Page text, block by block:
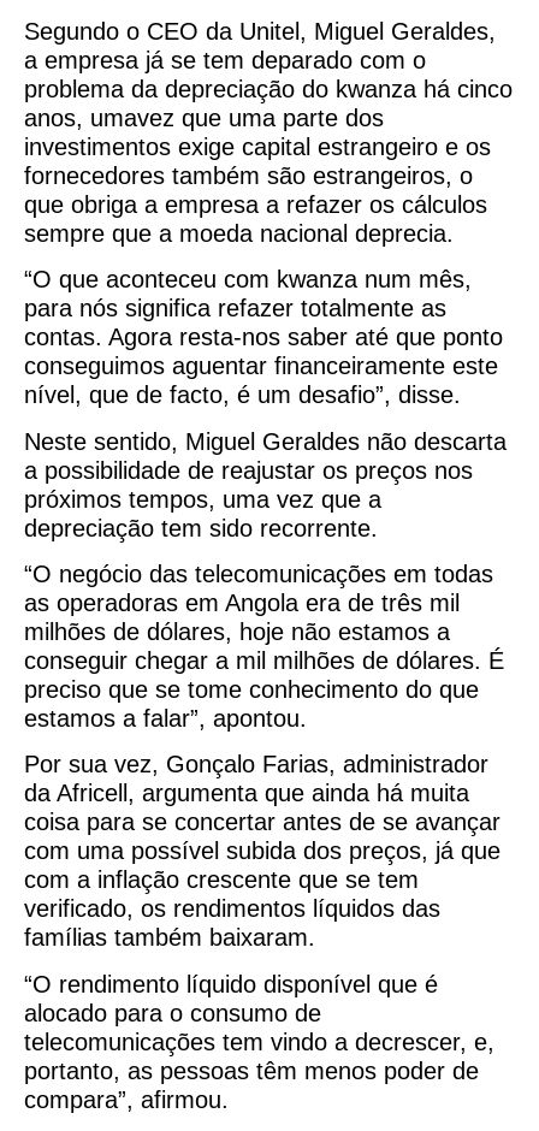
Segundo o CEO da Unitel, Miguel Geraldes,
a empresa já se tem deparado com o
problema da depreciação do kwanza há cinco
anos, umavez que uma parte dos
investimentos exige capital estrangeiro e os
fornecedores também são estrangeiros, o
que obriga a empresa a refazer os cálculos
sempre que a moeda nacional deprecia.
“O que aconteceu com kwanza num mês,
para nós significa refazer totalmente as
contas. Agora resta-nos saber até que ponto
conseguimos aguentar financeiramente este
nível, que de facto, é um desafio”, disse.
Neste sentido, Miguel Geraldes não descarta
a possibilidade de reajustar os preços nos
próximos tempos, uma vez que a
depreciação tem sido recorrente.
“O negócio das telecomunicações em todas
as operadoras em Angola era de três mil
milhões de dólares, hoje não estamos a
conseguir chegar a mil milhões de dólares. É
preciso que se tome conhecimento do que
estamos a falar”, apontou.
Por sua vez, Gonçalo Farias, administrador
da Africell, argumenta que ainda há muita
coisa para se concertar antes de se avançar
com uma possível subida dos preços, já que
com a inflação crescente que se tem
verificado, os rendimentos líquidos das
famílias também baixaram.
“O rendimento líquido disponível que é
alocado para o consumo de
telecomunicações tem vindo a decrescer, e,
portanto, as pessoas têm menos poder de
compara”, afirmou.